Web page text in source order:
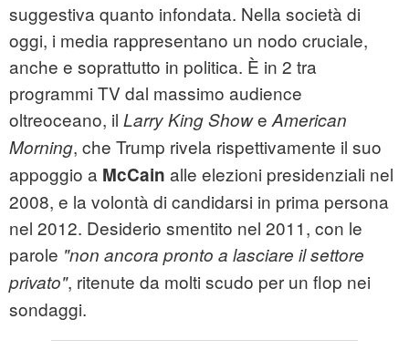
suggestiva quanto infondata. Nella società di
oggi, i media rappresentano un nodo cruciale,
anche e soprattutto in politica. È in 2 tra
programmi TV dal massimo audience
oltreoceano, il Larry King Showe American
Morning, che Trump rivela rispettivamente il suo
appoggio a McCain alle elezioni presidenziali nel
2008, e la volontà di candidarsi in prima persona
nel 2012. Desiderio smentito nel 2011, con le
parole "non ancora pronto a lasciare il settore
privato", ritenute da molti scudo per un flop nei
sondaggi.